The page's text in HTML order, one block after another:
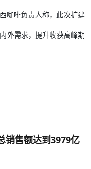
咖啡负责人称，此次扩建
外需求，提升收获高峰期
销售额达到3979亿